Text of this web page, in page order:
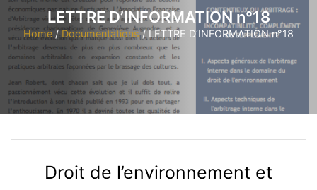
LETTRE D’INFORMATION n°18
Home/ Documentations/LETTRE D’INFORMATION n°18
Droit de l’environnement et